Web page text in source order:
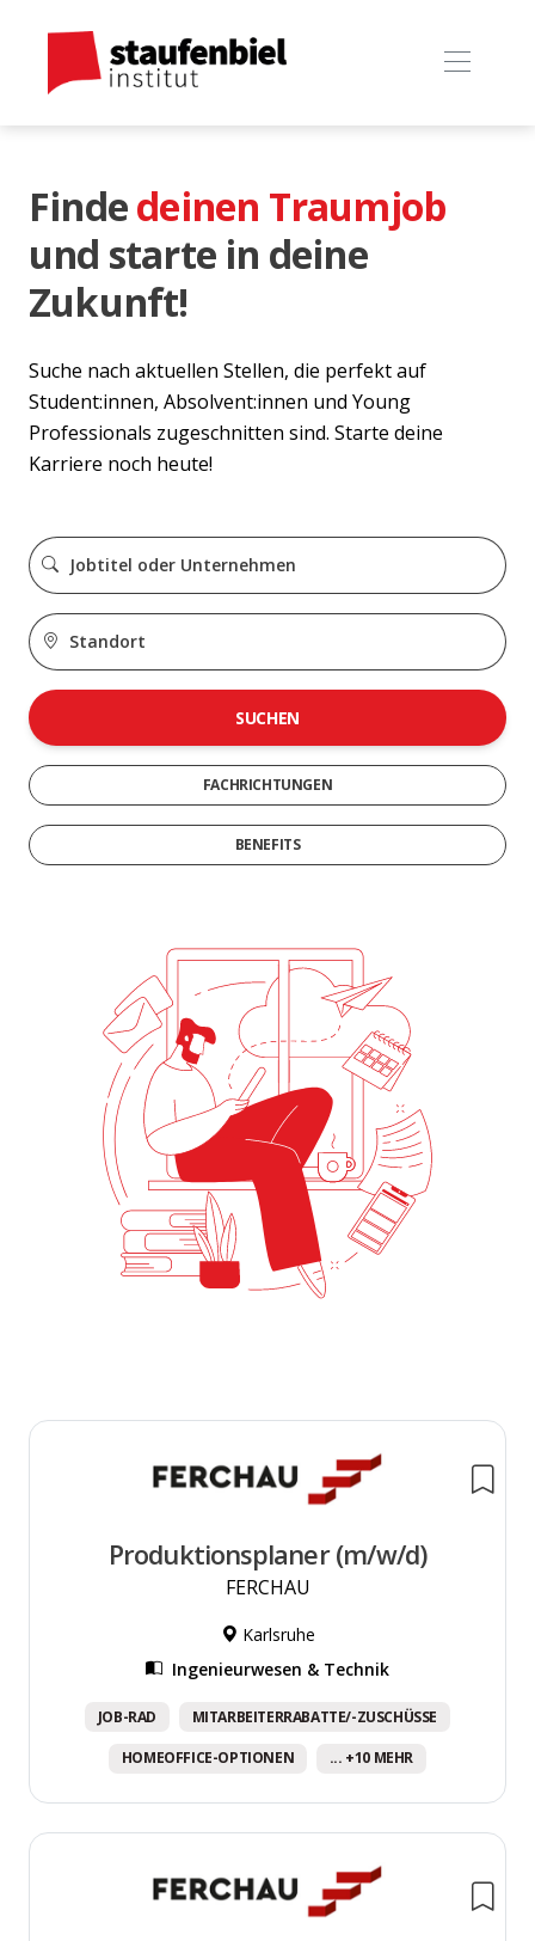
Findedeinen Traumjob
und starte in deine
Zukunft!
Suche nach aktuellen Stellen, die perfekt auf
Student:innen, Absolvent:innen und Young
Professionals zugeschnitten sind. Starte deine
Karriere noch heute!
SUCHEN
FACHRICHTUNGEN
BENEFITS
Produktionsplaner (m/w/d)
FERCHAU
Karlsruhe
Ingenieurwesen & Technik
JOB-RAD MITARBEITERRABATTE/-ZUSCHÜSSE
HOMEOFFICE-OPTIONEN ... +10 MEHR